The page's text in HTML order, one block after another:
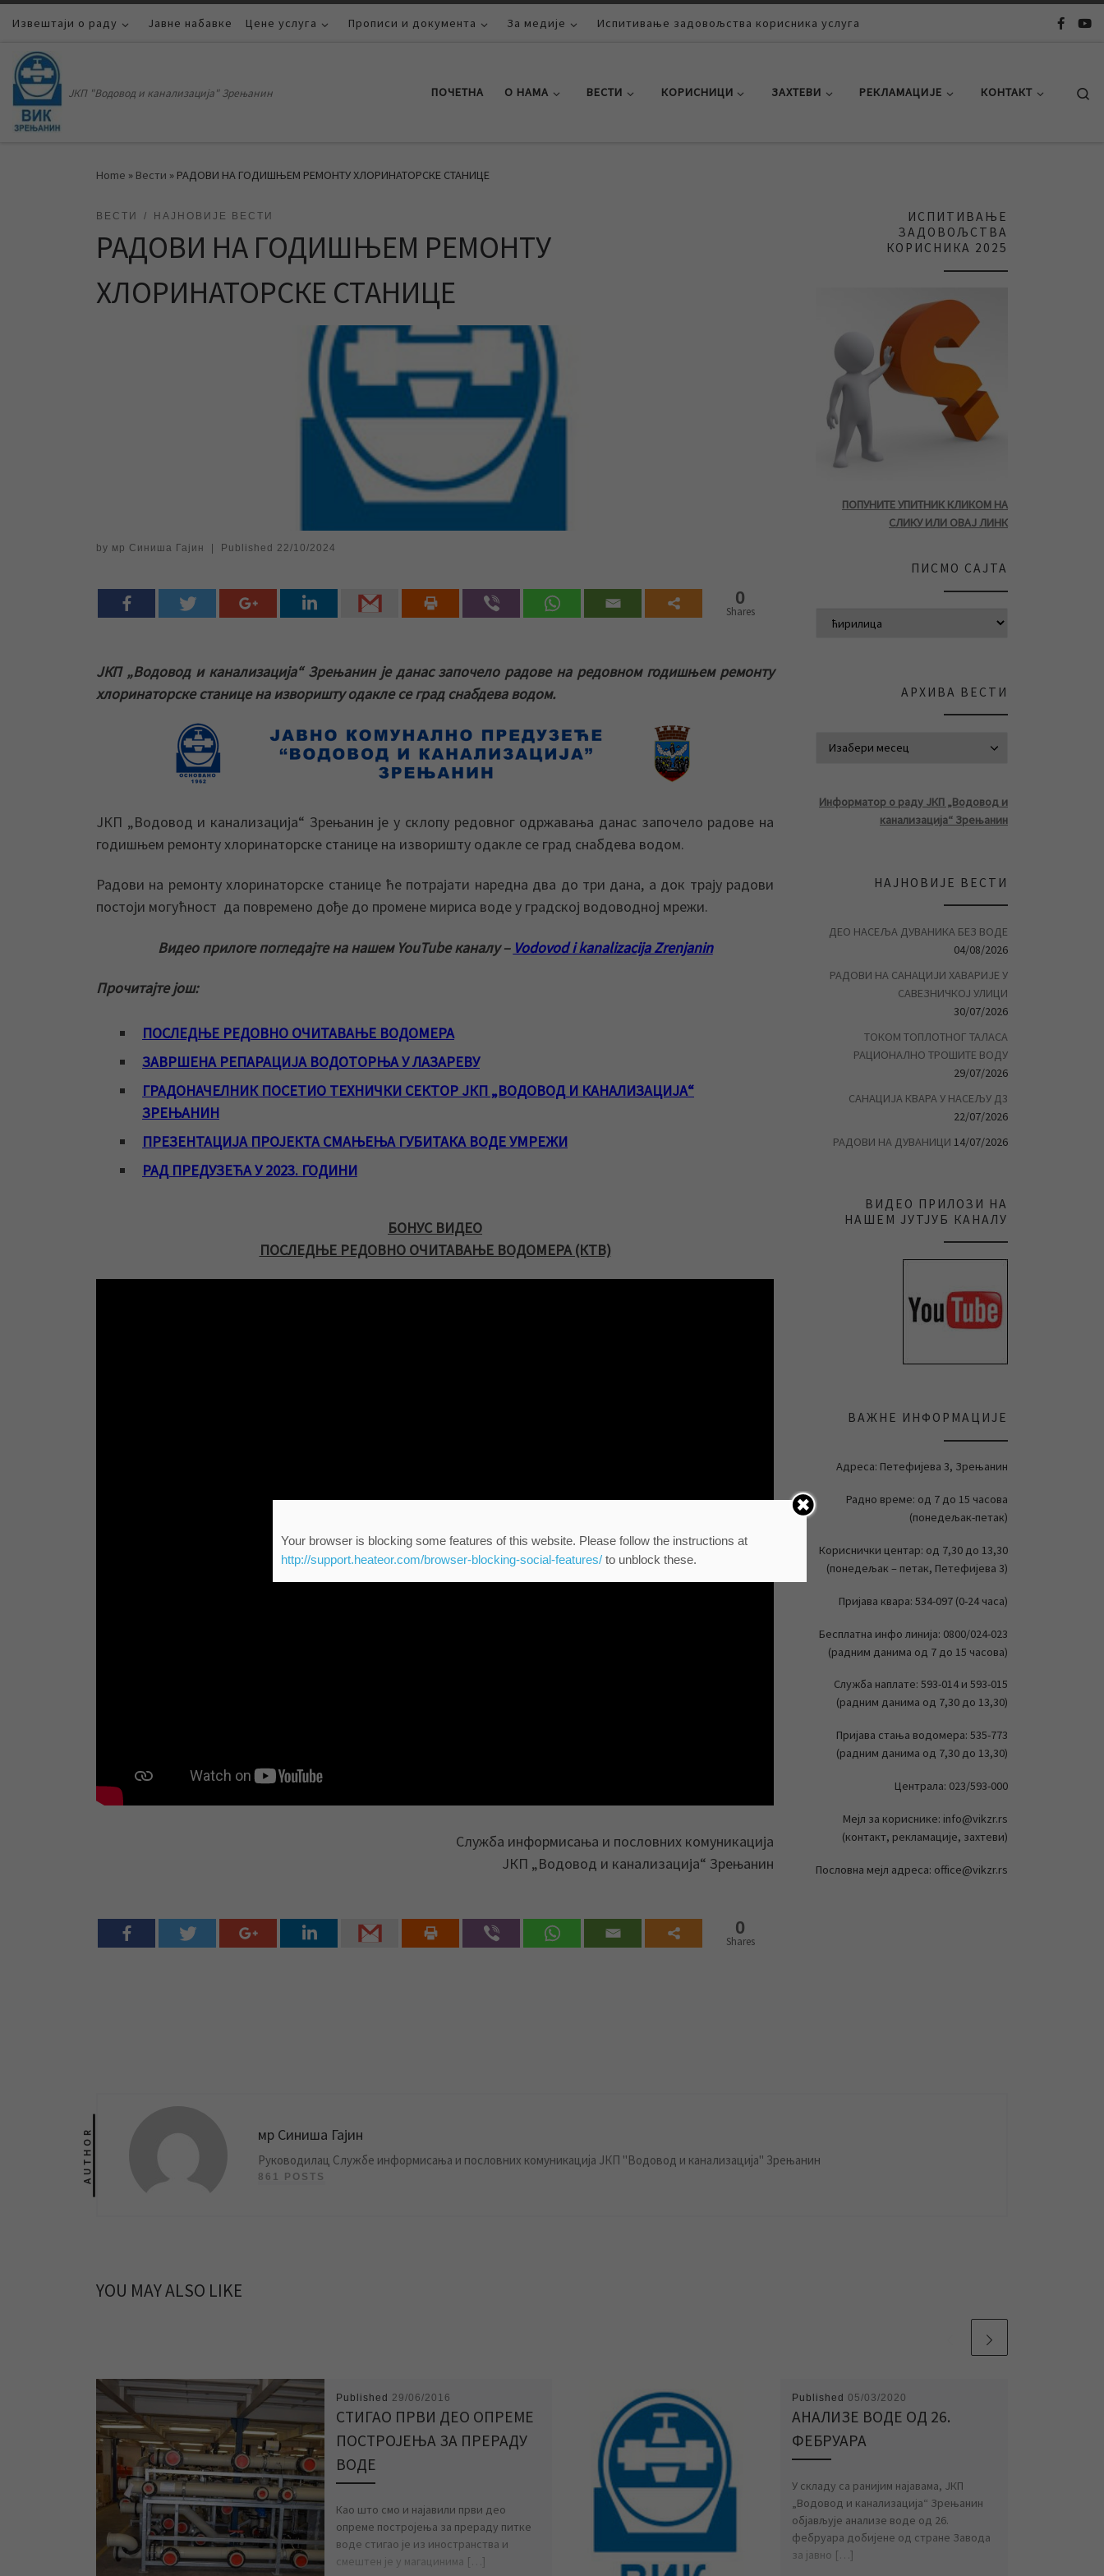
Skip to content
Извештаји о раду Јавне набавке Цене услуга Прописи и документа За медије Испитивање задовољства корисника услуга
ЈКП "Водовод и канализација" Зрењанин ПОЧЕТНА О НАМА ВЕСТИ КОРИСНИЦИ ЗАХТЕВИ РЕКЛАМАЦИЈЕ КОНТАКТ
Home » Вести » РАДОВИ НА ГОДИШЊЕМ РЕМОНТУ ХЛОРИНАТОРСКЕ СТАНИЦЕ
ВЕСТИ НАЈНОВИЈЕ ВЕСТИ
РАДОВИ НА ГОДИШЊЕМ РЕМОНТУ
ХЛОРИНАТОРСКЕ СТАНИЦЕ
by мр Синиша Гајин Published 22/10/2024
0
Shares
ЈКП „Водовод и канализација“ Зрењанин је данас започело радове на редовном годишњем ремонту
хлоринаторске станице на изворишту одакле се град снабдева водом.
ЈКП „Водовод и канализација“ Зрењанин је у склопу редовног одржавања данас започело радове на
годишњем ремонту хлоринаторске станице на изворишту одакле се град снабдева водом.
Радови на ремонту хлоринаторске станице ће потрајати наредна два до три дана, а док трају радови
постоји могућност да повремено дође до промене мириса воде у градској водоводној мрежи.
Видео прилоге погледајте на нашем YouTube каналу – Vodovod i kanalizacija Zrenjanin
Прочитајте још:
ПОСЛЕДЊЕ РЕДОВНО ОЧИТАВАЊЕ ВОДОМЕРА
ЗАВРШЕНА РЕПАРАЦИЈА ВОДОТОРЊА У ЛАЗАРЕВУ
ГРАДОНАЧЕЛНИК ПОСЕТИО ТЕХНИЧКИ СЕКТОР ЈКП „ВОДОВОД И КАНАЛИЗАЦИЈА“
ЗРЕЊАНИН
ПРЕЗЕНТАЦИЈА ПРОЈЕКТА СМАЊЕЊА ГУБИТАКА ВОДЕ УМРЕЖИ
РАД ПРЕДУЗЕЋА У 2023. ГОДИНИ
БОНУС ВИДЕО
ПОСЛЕДЊЕ РЕДОВНО ОЧИТАВАЊЕ ВОДОМЕРА (КТВ)
Служба информисања и пословних комуникација
ЈКП „Водовод и канализација“ Зрењанин
0
Shares
AUTHOR мр Синиша Гајин
Руководилац Службе информисања и пословних комуникација ЈКП "Водовод и канализација" Зрењанин
861 POSTS
YOU MAY ALSO LIKE
Published 29/06/2016
СТИГАО ПРВИ ДЕО ОПРЕМЕ
ПОСТРОЈЕЊА ЗА ПРЕРАДУ
ВОДЕ
Као што смо и најавили први део
опреме постројења за прераду питке
воде стигао је из иностранства и
смештен је у магацинима […]
Published 05/03/2020
АНАЛИЗЕ ВОДЕ ОД 26.
ФЕБРУАРА
У складу са ранијим најавама, ЈКП
„Водовод и канализација“ Зрењанин
објављује анализе воде од 26.
фебруара добијене од стране Завода
за јавно […]
ИСПИТИВАЊЕ
ЗАДОВОЉСТВА
КОРИСНИКА 2025
ПОПУНИТЕ УПИТНИК КЛИКОМ НА
СЛИКУ ИЛИ ОВАЈ ЛИНК
ПИСМО САЈТА
АРХИВА ВЕСТИ
Информатор о раду ЈКП „Водовод и
канализација“ Зрењанин
НАЈНОВИЈЕ ВЕСТИ
ДЕО НАСЕЉА ДУВАНИКА БЕЗ ВОДЕ
04/08/2026
РАДОВИ НА САНАЦИЈИ ХАВАРИЈЕ У
САВЕЗНИЧКОЈ УЛИЦИ
30/07/2026
ТОКОМ ТОПЛОТНОГ ТАЛАСА
РАЦИОНАЛНО ТРОШИТЕ ВОДУ
29/07/2026
САНАЦИЈА КВАРА У НАСЕЉУ Д3
22/07/2026
РАДОВИ НА ДУВАНИЦИ 14/07/2026
ВИДЕО ПРИЛОЗИ НА
НАШЕМ ЈУТЈУБ КАНАЛУ
ВАЖНЕ ИНФОРМАЦИЈЕ
Адреса: Петефијева 3, Зрењанин
Радно време: од 7 до 15 часова
(понедељак-петак)
Кориснички центар: од 7,30 до 13,30
(понедељак – петак, Петефијева 3)
Пријава квара: 534-097 (0-24 часа)
Бесплатна инфо линија: 0800/024-023
(радним данима од 7 до 15 часова)
Служба наплате: 593-014 и 593-015
(радним данима од 7,30 до 13,30)
Пријава стања водомера: 535-773
(радним данима од 7,30 до 13,30)
Централа: 023/593-000
Мејл за кориснике: info@vikzr.rs
(контакт, рекламације, захтеви)
Пословна мејл адреса: office@vikzr.rs
Your browser is blocking some features of this website. Please follow the instructions at
http://support.heateor.com/browser-blocking-social-features/to unblock these.